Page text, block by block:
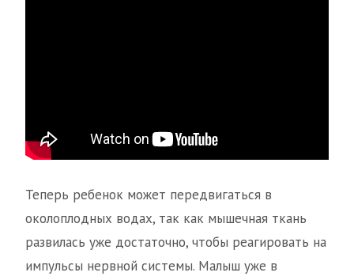
Теперь ребенок может передвигаться в
околоплодных водах, так как мышечная ткань
развилась уже достаточно, чтобы реагировать на
импульсы нервной системы. Малыш уже в